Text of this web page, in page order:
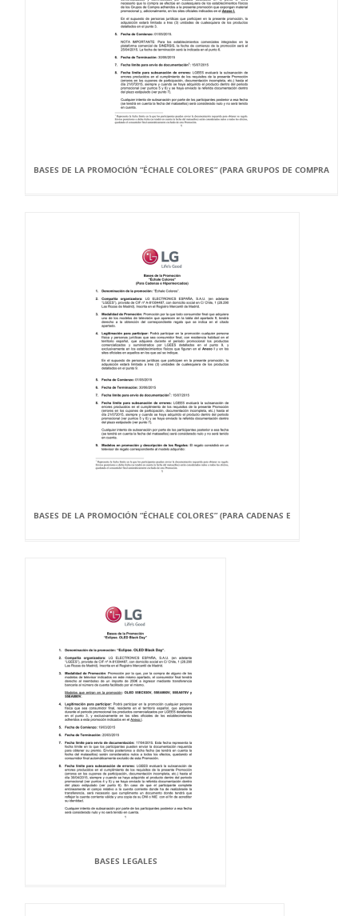
BASES DE LA PROMOCIÓN “ÉCHALE COLORES” (PARA GRUPOS DE COMPRA
BASES DE LA PROMOCIÓN “ÉCHALE COLORES” (PARA CADENAS E
BASES LEGALES